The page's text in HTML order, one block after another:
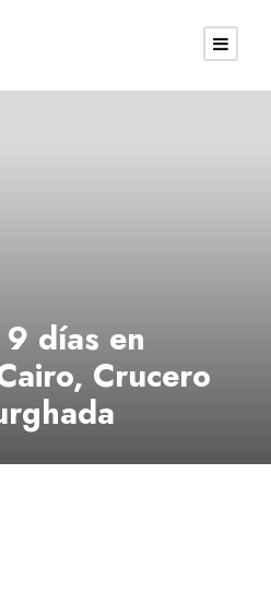
días en
Crucero